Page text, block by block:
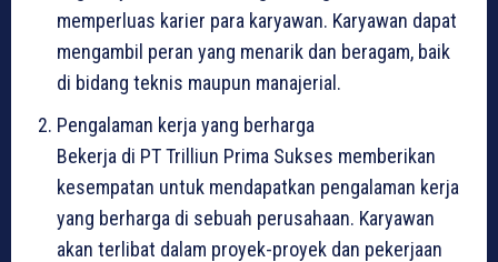
memperluas karier para karyawan. Karyawan dapat
mengambil peran yang menarik dan beragam, baik
di bidang teknis maupun manajerial.
Pengalaman kerja yang berharga
Bekerja di PT Trilliun Prima Sukses memberikan
kesempatan untuk mendapatkan pengalaman kerja
yang berharga di sebuah perusahaan. Karyawan
akan terlibat dalam proyek-proyek dan pekerjaan